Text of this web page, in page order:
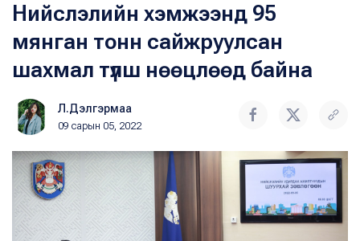
Нийслэлийн хэмжээнд 95
мянган тонн сайжруулсан
шахмал түлш нөөцлөөд байна
Л.Дэлгэрмаа
09 сарын 05, 2022